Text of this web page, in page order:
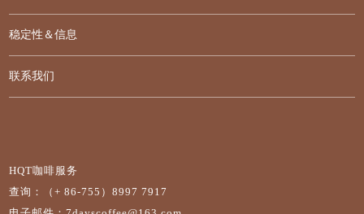
稳定性＆信息
联系我们
HQT咖啡服务
查询：（+ 86-755）8997 7917